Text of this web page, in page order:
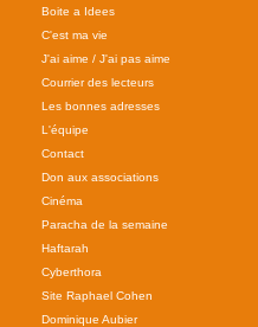
Boite a Idees
C'est ma vie
J'ai aime / J'ai pas aime
Courrier des lecteurs
Les bonnes adresses
L'équipe
Contact
Don aux associations
Cinéma
Paracha de la semaine
Haftarah
Cyberthora
Site Raphael Cohen
Dominique Aubier